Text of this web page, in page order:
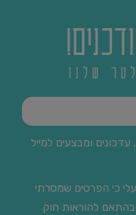
שלנו
ומבצעים למייל
כי הפרטים שמסרתי
בהתאם להוראות חוק